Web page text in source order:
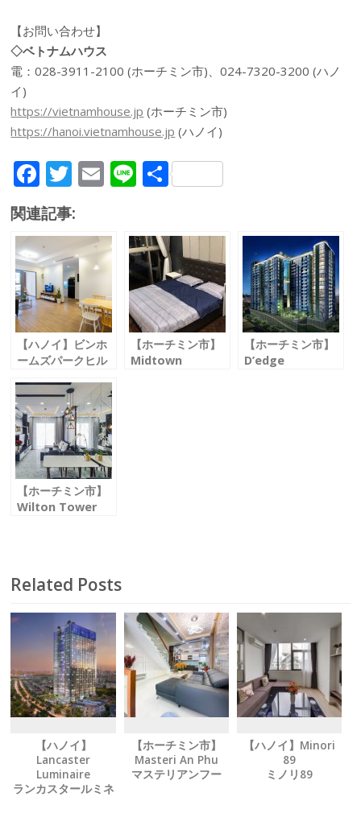
【お問い合わせ】
◇ベトナムハウス
電：028-3911-2100 (ホーチミン市)、024-7320-3200 (ハノ
イ)
https://vietnamhouse.jp (ホーチミン市)
https://hanoi.vietnamhouse.jp (ハノイ)
F
ac
e
b
o
o
k
T
itt
er
E
l
Li 共
関連記事:
【ハノイ】ビンホ
ームズパークヒル
Parkhill
【ホーチミン市】
Midtown
【ホーチミン市】
D’edge
【ホーチミン市】
Wilton Tower
Related Posts
【ハノイ】
Lancaster
Luminaire
ランカスタールミネ
【ホーチミン市】
Masteri An Phu
マステリアンフー
【ハノイ】Minori
89
ミノリ89